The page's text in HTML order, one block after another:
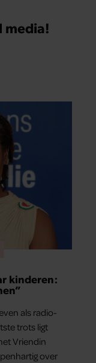
media!
kinderen:
als radio-
trots ligt
Vriendin
over